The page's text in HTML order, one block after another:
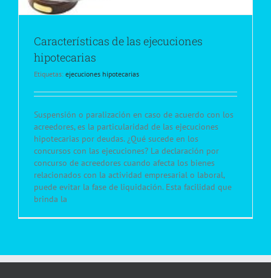
Características de las ejecuciones
hipotecarias
Etiquetas: ejecuciones hipotecarias
Suspensión o paralización en caso de acuerdo con los
acreedores, es la particularidad de las ejecuciones
hipotecarias por deudas. ¿Qué sucede en los
concursos con las ejecuciones? La declaración por
concurso de acreedores cuando afecta los bienes
relacionados con la actividad empresarial o laboral,
puede evitar la fase de liquidación. Esta facilidad que
brinda la